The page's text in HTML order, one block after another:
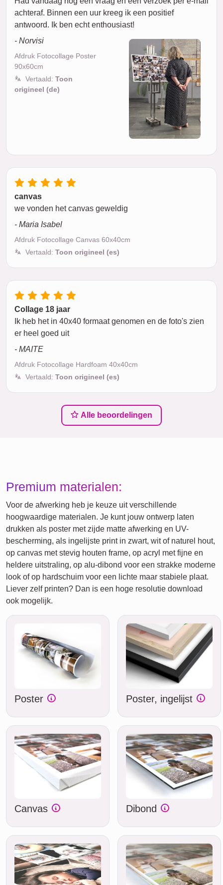
achteraf. Binnen een uur kreeg ik een positief
antwoord. Ik ben echt enthousiast!
- Norvisi
Afdruk Fotocollage Poster
90x60cm
Vertaald: Toon
origineel (de)
canvas
we vonden het canvas geweldig
- Maria Isabel
Afdruk Fotocollage Canvas 60x40cm
Vertaald: Toon origineel (es)
Collage 18 jaar
Ik heb het in 40x40 formaat genomen en de foto's zien
er heel goed uit
- MAITE
Afdruk Fotocollage Hardfoam 40x40cm
Vertaald: Toon origineel (es)
Alle beoordelingen
Premium materialen:
Voor de afwerking heb je keuze uit verschillende
hoogwaardige materialen. Je kunt jouw ontwerp laten
drukken als poster met zijde matte afwerking en UV-
bescherming, als ingelijste print in zwart, wit of naturel hout,
op canvas met stevig houten frame, op acryl met fijne en
heldere uitstraling, op alu-dibond voor een strakke moderne
look of op hardschuim voor een lichte maar stabiele plaat.
Liever zelf printen? Dan is een hoge resolutie download
ook mogelijk.
Poster Poster, ingelijst
Canvas Dibond